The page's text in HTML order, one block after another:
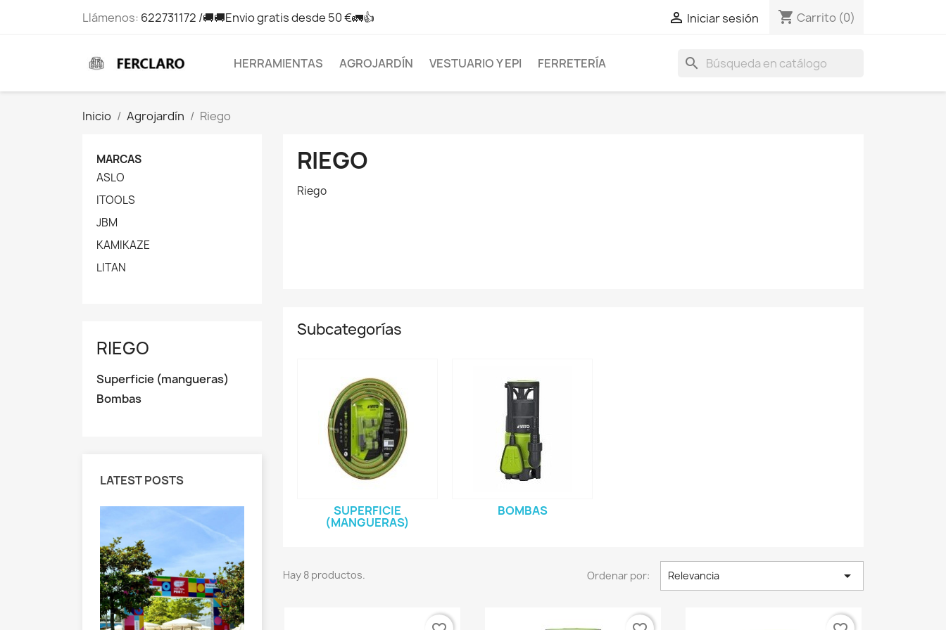
Llámenos: 622731172 /🚚🚚Envio gratis desde 50 €🚛👍  Iniciar sesión shopping_cart Carrito (0)
HERRAMIENTAS AGROJARDÍN VESTUARIO Y EPI FERRETERÍA search
Inicio Agrojardín Riego
MARCAS
ASLO
ITOOLS
JBM
KAMIKAZE
LITAN
RIEGO
Superficie (mangueras)
Bombas
LATEST POSTS
RIEGO
Riego
Subcategorías
SUPERFICIE
(MANGUERAS)
BOMBAS
Hay 8 productos. Ordenar por: Relevancia 